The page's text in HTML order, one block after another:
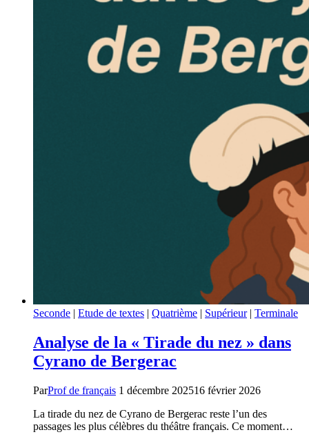
Seconde | Etude de textes | Quatrième | Supérieur| Terminale
Analyse de la « Tirade du nez » dans
Cyrano de Bergerac
ParProf de français 1 décembre 202516 février 2026
La tirade du nez de Cyrano de Bergerac reste l’un des
passages les plus célèbres du théâtre français. Ce moment…